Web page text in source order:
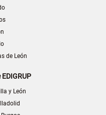
de León
y León